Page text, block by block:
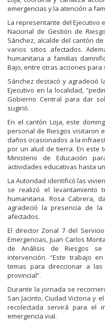
emergencias y la atención a
La representante del Ejecutivo
Nacional de Gestión de
Sánchez, alcalde del cantón
varios sitios afectados.
humanitaria a familias
Bajo, entre otras acciones
Sánchez destacó y agradeció
Ejecutivo en la localidad,
Gobierno Central para dar
sugirió.
En el cantón Loja, este
personal de Riesgos visitaron
daños ocasionados a la
por un alud de tierra. En este
Ministerio de Educación
actividades educativas hasta
La Autoridad identificó las
se realizó el levantamiento
humanitaria. Rosa Cabrera,
agradeció la presencia de
afectados.
El director Zonal 7 del
Emergencias, Juan Carlos
de Análisis de Riesgos
intervención. “Este trabajo
temas para direccionar a
provincial”.
Durante la jornada se
San Jacinto, Ciudad Victoria y
recolectada servirá para el
emergencia vial.